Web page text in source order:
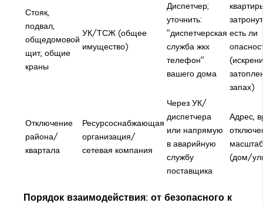
Стояк,
подвал,
общедомовой
щит, общие
краны
УК/ТСЖ (общее
имущество)
Диспетчер;
уточнить:
"диспетчерская
служба жкх
телефон"
вашего дома
есть ли
запах)
Отключение
района/
квартала
Ресурсоснабжающая
организация/
сетевая компания
Через УК/
диспетчера
или напрямую
в аварийную
службу
поставщика
Адрес,
масштаб
(дом/
Порядок взаимодействия: от безопасного к